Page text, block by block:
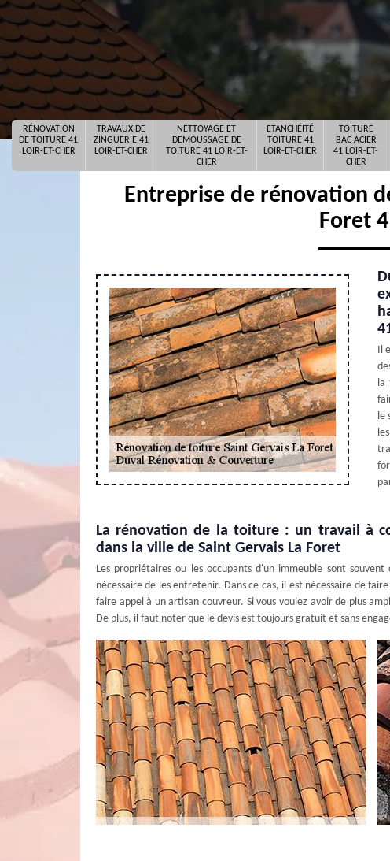
RÉNOVATION
DE TOITURE 41
LOIR-ET-CHER
TRAVAUX DE
ZINGUERIE 41
LOIR-ET-CHER
NETTOYAGE ET
DEMOUSSAGE DE
TOITURE 41 LOIR-ET-
CHER
ETANCHÉITÉ
TOITURE 41
LOIR-ET-CHER
TOITURE
BAC ACIER
41 LOIR-ET-
CHER
Entreprise de rénovation
Foret
Il
la
le
La rénovation de la toiture : un travail à
dans la ville de Saint Gervais La Foret
Les propriétaires ou les occupants d'un immeuble sont
nécessaire de les entretenir. Dans ce cas, il est nécessaire de
faire appel à un artisan couvreur. Si vous voulez avoir de plus
De plus, il faut noter que le devis est toujours gratuit et sans